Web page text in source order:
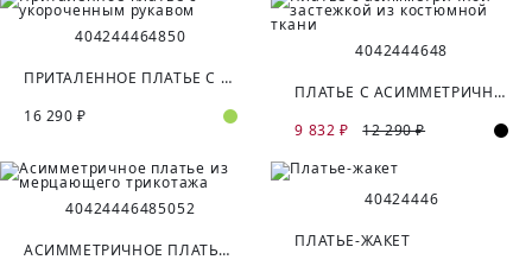
404244464850
ПРИТАЛЕННОЕ ПЛАТЬЕ С УКОРОЧЕННЫМ РУКАВОМ
16 290 ₽
4042444648
ПЛАТЬЕ С АСИММЕТРИЧНОЙ ЗАСТЕЖКОЙ ИЗ КОСТЮМНОЙ ТКАНИ
9 832 ₽
12 290 ₽
40424446485052
АСИММЕТРИЧНОЕ ПЛАТЬЕ ИЗ МЕРЦАЮЩЕГО ТРИКОТАЖА
40424446
ПЛАТЬЕ-ЖАКЕТ